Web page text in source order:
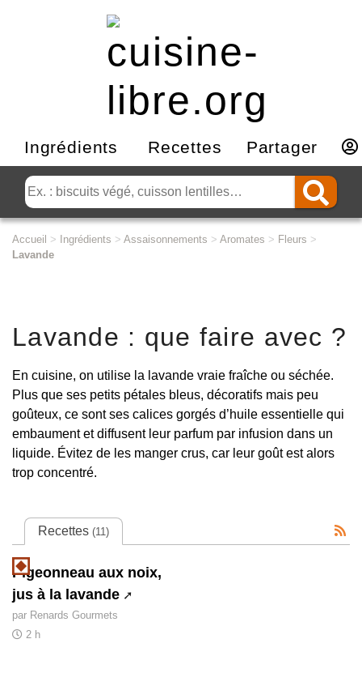
Ingrédients Recettes Partager
Accueil > Ingrédients > Assaisonnements > Aromates > Fleurs >
Lavande
Lavande : que faire avec ?
En cuisine, on utilise la lavande vraie fraîche ou séchée.
Plus que ses petits pétales bleus, décoratifs mais peu
goûteux, ce sont ses calices gorgés d’huile essentielle qui
embaument et diffusent leur parfum par infusion dans un
liquide. Évitez de les manger crus, car leur goût est alors
trop concentré.
Recettes (11)
Pigeonneau aux noix,
jus à la lavande
par Renards Gourmets
2 h